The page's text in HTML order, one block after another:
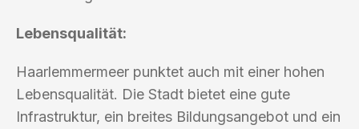
Lebensqualität:
Haarlemmermeer punktet auch mit einer hohen
Lebensqualität. Die Stadt bietet eine gute
Infrastruktur, ein breites Bildungsangebot und ein